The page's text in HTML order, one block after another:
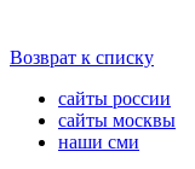
Возврат к списку
сайты россии
сайты москвы
наши сми